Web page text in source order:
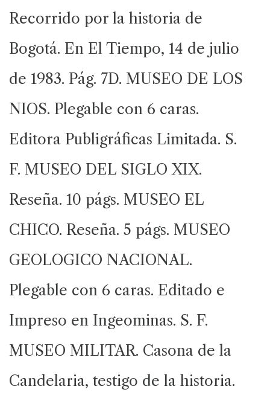
Recorrido por la historia de
Bogotá. En El Tiempo, 14 de julio
de 1983. Pág. 7D. MUSEO DE LOS
NIOS. Plegable con 6 caras.
Editora Publigráficas Limitada. S.
F. MUSEO DEL SIGLO XIX.
Reseña. 10 págs. MUSEO EL
CHICO. Reseña. 5 págs. MUSEO
GEOLOGICO NACIONAL.
Plegable con 6 caras. Editado e
Impreso en Ingeominas. S. F.
MUSEO MILITAR. Casona de la
Candelaria, testigo de la historia.